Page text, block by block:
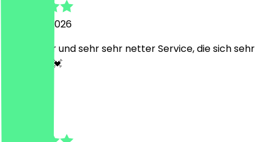
2. August 2026
Alles super und sehr sehr netter Service, die sich sehr
bemühen 💓